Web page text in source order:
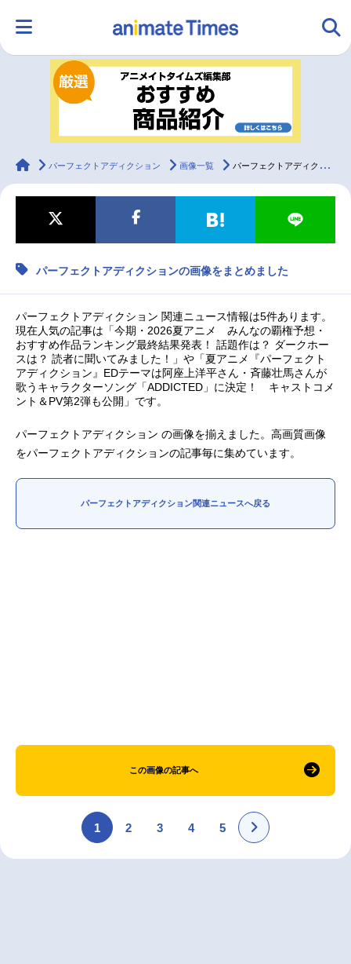
ランキング アニメ
ラジオ グッズ
マンガ・ラノベ ゲーム・アプリ 音楽 コスプレ
配信・Vtuber トレンド
最新記事一覧
アニメ記事一覧 声優記事一覧
アニメ映画一覧 実写化映画一覧
春アニメ 夏アニメ
秋アニメ 冬アニメ
animateTimes
パーフェクトアディクション 画像一覧 パーフェクトアディクションの画像をまとめました
パーフェクトアディクションの画像をまとめました
パーフェクトアディクション 関連ニュース情報は5件あります。
現在人気の記事は「今期・2026夏アニメ みんなの覇権予想・
おすすめ作品ランキング最終結果発表！ 話題作は？ ダークホー
スは？ 読者に聞いてみました！」や「夏アニメ『パーフェクト
アディクション』EDテーマは阿座上洋平さん・斉藤壮馬さんが
歌うキャラクターソング「ADDICTED」に決定！ キャストコメ
ント＆PV第2弾も公開」です。
パーフェクトアディクション の画像を揃えました。高画質画像
をパーフェクトアディクションの記事毎に集めています。
パーフェクトアディクション関連ニュースへ戻る
この画像の記事へ
1 2 3 4 5